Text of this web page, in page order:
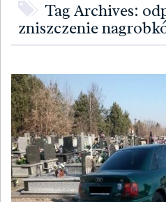
Tag Archives:
zniszczenie